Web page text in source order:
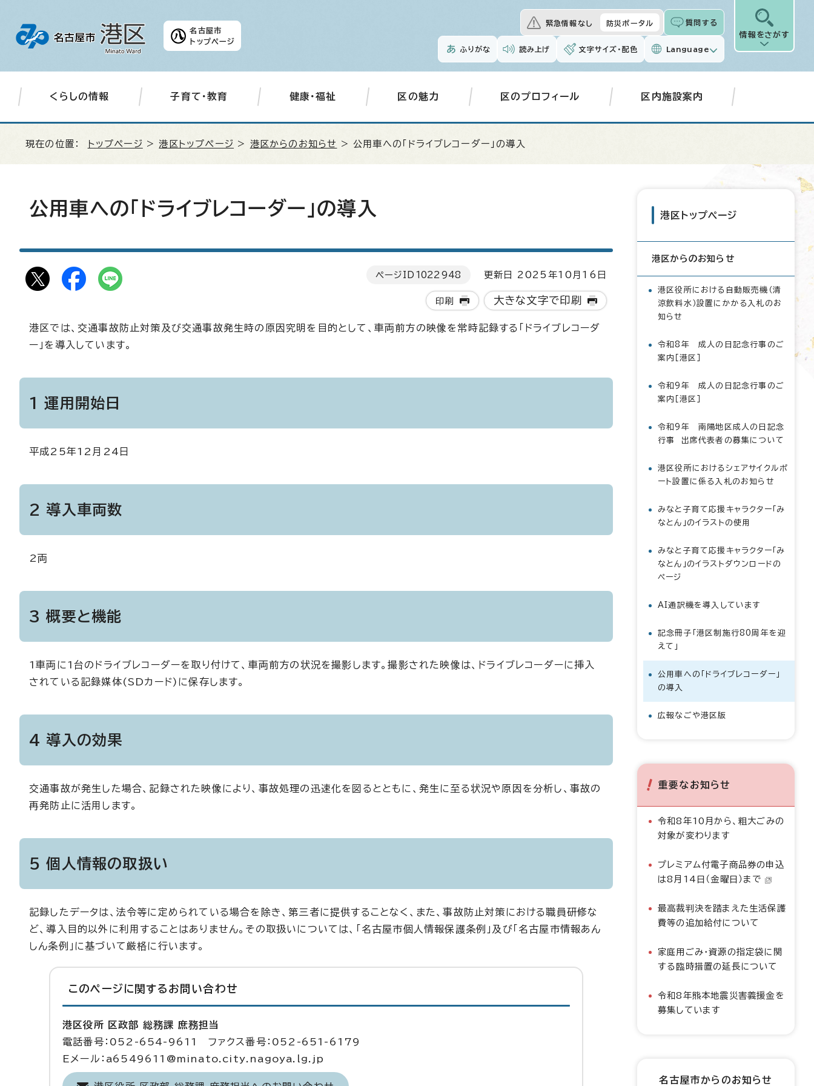
名古屋市
トップページ
緊急情報なし 防災ポータル 質問する
ふりがな 読み上げ 文字サイズ・配色 Language
情報をさがす
くらしの情報 子育て・教育 健康・福祉 区の魅力 区のプロフィール 区内施設案内
現在の位置： トップページ >港区トップページ > 港区からのお知らせ > 公用車への「ドライブレコーダー」の導入
公用車への「ドライブレコーダー」の導入
ページID 1022948 更新日 2025年10月16日
印刷 大きな文字で印刷
港区では、交通事故防止対策及び交通事故発生時の原因究明を目的として、車両前方の映像を常時記録する「ドライブレコーダ
ー」を導入しています。
1 運用開始日
平成25年12月24日
2 導入車両数
2両
3 概要と機能
1車両に1台のドライブレコーダーを取り付けて、車両前方の状況を撮影します。撮影された映像は、ドライブレコーダーに挿入
されている記録媒体(SDカード)に保存します。
4 導入の効果
交通事故が発生した場合、記録された映像により、事故処理の迅速化を図るとともに、発生に至る状況や原因を分析し、事故の
再発防止に活用します。
5 個人情報の取扱い
記録したデータは、法令等に定められている場合を除き、第三者に提供することなく、また、事故防止対策における職員研修な
ど、導入目的以外に利用することはありません。その取扱いについては、「名古屋市個人情報保護条例」及び「名古屋市情報あん
しん条例」に基づいて厳格に行います。
このページに関する お問い合わせ
港区役所 区政部 総務課 庶務担当
電話番号：052-654-9611 ファクス番号：052-651-6179
Eメール：a6549611@minato.city.nagoya.lg.jp
港区トップページ
港区からのお知らせ
港区役所における自動販売機（清
涼飲料水）設置にかかる入札のお
知らせ
令和8年 成人の日記念行事のご
案内［港区］
令和9年 成人の日記念行事のご
案内［港区］
令和9年 南陽地区成人の日記念
行事 出席代表者の募集について
港区役所におけるシェアサイクルポ
ート設置に係る入札のお知らせ
みなと子育て応援キャラクター「み
なとん」のイラストの使用
みなと子育て応援キャラクター「み
なとん」のイラストダウンロードの
ページ
AI通訳機を導入しています
記念冊子「港区制施行80周年を迎
えて」
公用車への「ドライブレコーダー」
の導入
広報なごや港区版
重要なお知らせ
令和8年10月から、粗大ごみの
対象が変わります
プレミアム付電子商品券の申込
は8月14日（金曜日）まで
最高裁判決を踏まえた生活保護
費等の追加給付について
家庭用ごみ・資源の指定袋に関
する臨時措置の延長について
令和8年熊本地震災害義援金を
募集しています
名古屋市からのお知らせ